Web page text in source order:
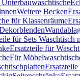
Weitere Becken
für Klassenräume
für Sets Waschtisch
Ersatzteile für
Für